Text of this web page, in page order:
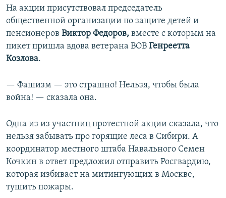
На акции присутствовал председатель
общественной организации по защите детей и
пенсионеров Виктор Федоров, вместе с которым на
пикет пришла вдова ветерана ВОВ Генреетта
Козлова.
— Фашизм — это страшно! Нельзя, чтобы была
война! — сказала она.
Одна из из участниц протестной акции сказала, что
нельзя забывать про горящие леса в Сибири. А
координатор местного штаба Навального Семен
Кочкин в ответ предложил отправить Росгвардию,
которая избивает на митингующих в Москве,
тушить пожары.